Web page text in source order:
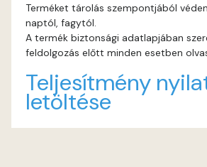
Terméket tárolás szempontjából
naptól, fagytól.
A termék biztonsági adatlapjában
feldolgozás előtt minden esetben
Teljesítmény
letöltése